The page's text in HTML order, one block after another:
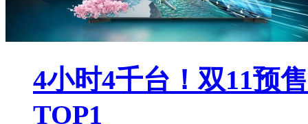
4小时4千台！双11预
TOP1